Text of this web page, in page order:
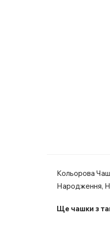
Кольорова
Народження,
Ще чашки з